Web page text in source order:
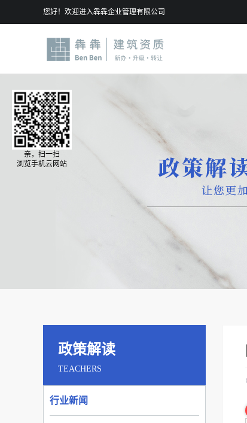
您好！欢迎进入犇犇企业管理有限公司
政策解读
TEACHERS
行业新闻
亲，扫一扫
浏览手机云网站